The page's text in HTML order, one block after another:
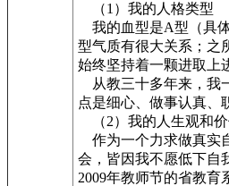
（1）我的人格类型
我的血型是A型（具
型气质有很大关系；之
始终坚持着一颗进取上
从教三十多年来，我
点是细心、做事认真、
（2）我的人生观和
作为一个力求做真实
会，皆因我不愿低下自
2009年教师节的省教育